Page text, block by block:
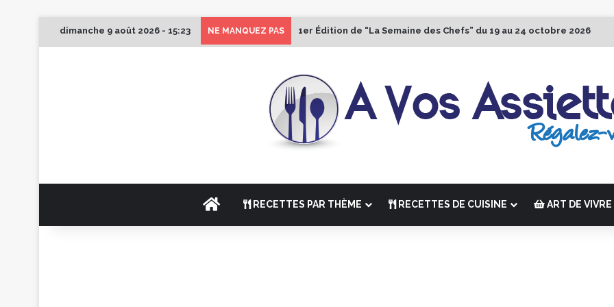
dimanche 9 août 2026 - 15:23 NE MANQUEZ PAS 1er Édition de “La Semaine des Chefs” du 19 au 24 octobre 2026
ACCUEILRECETTES PAR THÈME RECETTES DE CUISINE ART DE VIVRE